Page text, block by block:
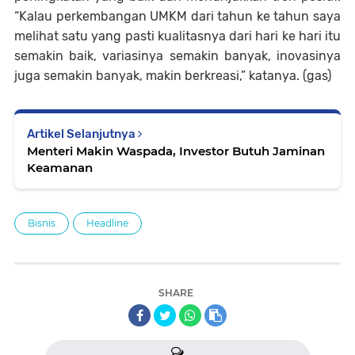
“Kalau perkembangan UMKM dari tahun ke tahun saya
melihat satu yang pasti kualitasnya dari hari ke hari itu
semakin baik, variasinya semakin banyak, inovasinya
juga semakin banyak, makin berkreasi,” katanya. (gas)
Artikel Selanjutnya
Menteri Makin Waspada, Investor Butuh Jaminan
Keamanan
Bisnis Headline
SHARE